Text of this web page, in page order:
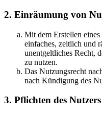
2. Einräumung von
Mit dem Erstellen
einfaches, zeitlich und
unentgeltliches Recht,
zu nutzen.
Das Nutzungsrecht
nach Kündigung des
3. Pflichten des Nutzers